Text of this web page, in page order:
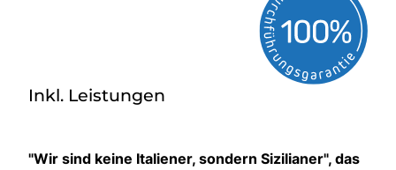
Inkl. Leistungen
"Wir sind keine Italiener, sondern Sizilianer", das